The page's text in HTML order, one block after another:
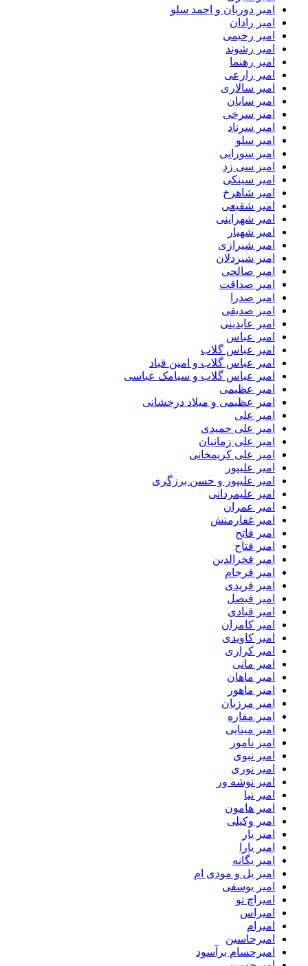
امیر دوربان و احمد سلو
امیر رادان
امیر رحیمی
امیر رشوند
امیر رهنما
امیر زارعی
امیر سالاری
امیر سایان
امیر سرخی
امیر سرناد
امیر سلو
امیر سورانی
امیر سی زد
امیر سینکی
امیر شاهرخ
امیر شفیعی
امیر شهراینی
امیر شهیار
امیر شیرازی
امیر شیردلان
امیر صالحی
امیر صداقت
امیر صدرا
امیر صدیقی
امیر عابدینی
امیر عباس
امیر عباس گلاب
امیر عباس گلاب و امین قباد
امیر عباس گلاب و سیامک عباسی
امیر عظیمی
امیر عظیمی و میلاد درخشانی
امیر علی
امیر علی حمیدی
امیر علی زمانیان
امیر علی کریمخانی
امیر علیپور
امیر علیپور و حسن برزگری
امیر علیمردانی
امیر عمران
امیر غفارمنش
امیر فاتح
امیر فتاح
امیر فخرالدین
امیر فرجام
امیر فریدی
امیر فیصل
امیر قبادی
امیر کامران
امیر کاویدی
امیر کراری
امیر مانی
امیر ماهان
امیر ماهور
امیر مرزبان
امیر مقاره
امیر مینایی
امیر نامور
امیر نبوی
امیر نوری
امیر نوشه ور
امیر نیا
امیر هامون
امیر وکیلی
امیر یار
امیر یارا
امیر یگانه
امیر یل و مودی ام
امیر یوسفی
امیراچ تو
امیراس
امیرام
امیرحاسین
امیرحسام برآسود